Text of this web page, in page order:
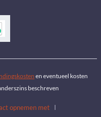
en eventueel kosten
beschreven
opnemen met